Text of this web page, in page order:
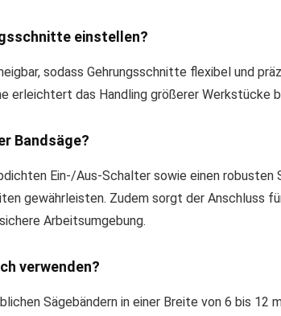
einstellen?
sodass Gehrungsschnitte flexibel und
erleichtert das Handling größerer Werkstücke
Bandsäge?
Ein-/Aus-Schalter sowie einen robusten
gewährleisten. Zudem sorgt der Anschluss
Arbeitsumgebung.
verwenden?
Sägebändern in einer Breite von 6 bis 12